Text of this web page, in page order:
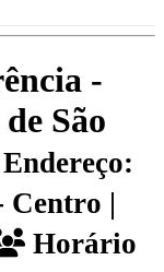
-
São
Endereço:
Centro |
Horário